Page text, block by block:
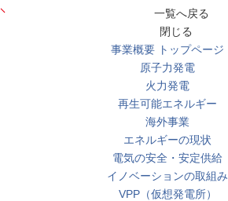
一覧へ戻る
閉じる
事業概要 トップページ
原子力発電
火力発電
再生可能エネルギー
海外事業
エネルギーの現状
電気の安全・安定供給
イノベーションの取組み
VPP（仮想発電所）